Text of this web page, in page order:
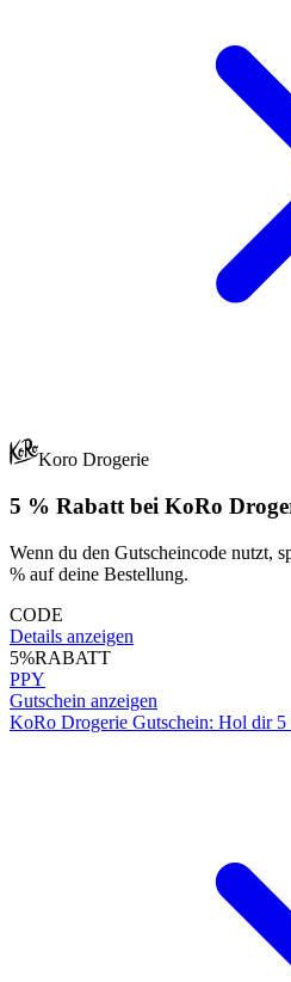
Koro Drogerie
5 % Rabatt bei KoRo
Wenn du den Gutscheincode nutzt,
% auf deine Bestellung.
CODE
Details anzeigen
5%RABATT
PPY
Gutschein anzeigen
KoRo Drogerie Gutschein: Hol dir 5